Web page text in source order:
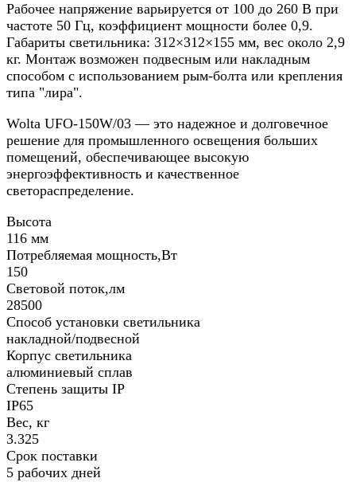
Рабочее напряжение варьируется от 100 до 260 В при
частоте 50 Гц, коэффициент мощности более 0,9.
Габариты светильника: 312×312×155 мм, вес около 2,9
кг. Монтаж возможен подвесным или накладным
способом с использованием рым-болта или крепления
типа "лира".
Wolta UFO-150W/03 — это надежное и долговечное
решение для промышленного освещения больших
помещений, обеспечивающее высокую
энергоэффективность и качественное
светораспределение.
Высота
116 мм
Потребляемая мощность,Вт
150
Световой поток,лм
28500
Способ установки светильника
накладной/подвесной
Корпус светильника
алюминиевый сплав
Степень защиты IP
IP65
Вес, кг
3.325
Срок поставки
5 рабочих дней